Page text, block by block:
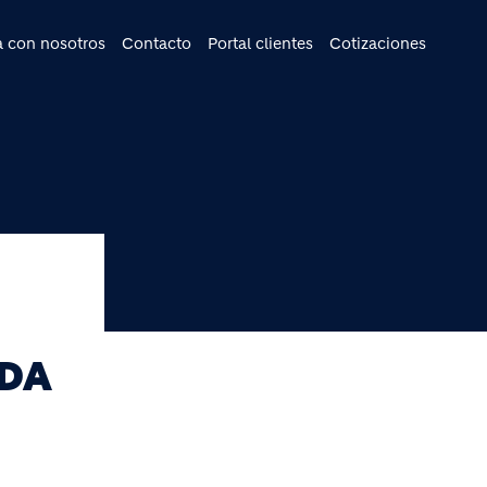
con nosotros Contacto Portal clientes Cotizaciones